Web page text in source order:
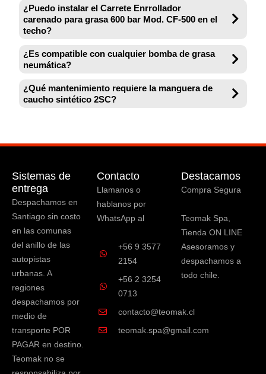
¿Puedo instalar el Carrete Enrrollador
carenado para grasa 600 bar Mod. CF-500 en el
techo?
¿Es compatible con cualquier bomba de grasa
neumática?
¿Qué mantenimiento requiere la manguera de
caucho sintético 2SC?
Sistemas de
entrega
Despachamos en
Santiago sin costo
en las comunas
del anillo de las
autopistas
urbanas. A
regiones
despachamos por
medio de
transporte POR
PAGAR en destino.
Teomak no se
Contacto
Llamanos o
hablanos por
WhatsApp al
+56 9 3577
2154
+56 2 3254
0713
contacto@teomak.cl
teomak.spa@gmail.com
Destacamos
Compra Segura
Teomak Spa,
Tienda ON LINE
Asesoramos y
despachamos a
todo chile.